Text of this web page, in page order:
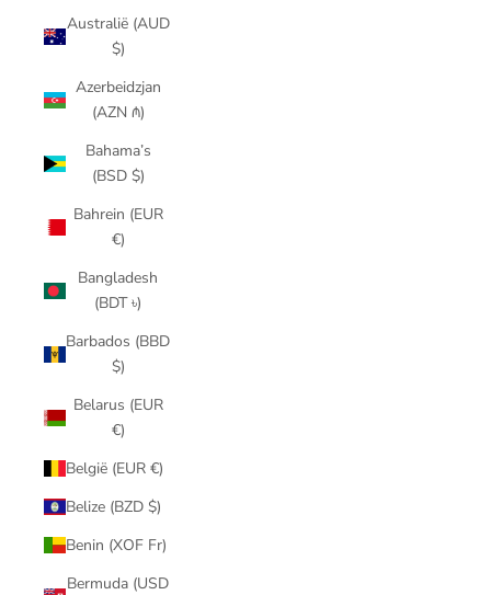
Australië (AUD
$)
Azerbeidzjan
(AZN ₼)
Bahama’s
(BSD $)
Bahrein (EUR
€)
Bangladesh
(BDT ৳)
Barbados (BBD
$)
Belarus (EUR
€)
België (EUR €)
Belize (BZD $)
Benin (XOF Fr)
Bermuda (USD